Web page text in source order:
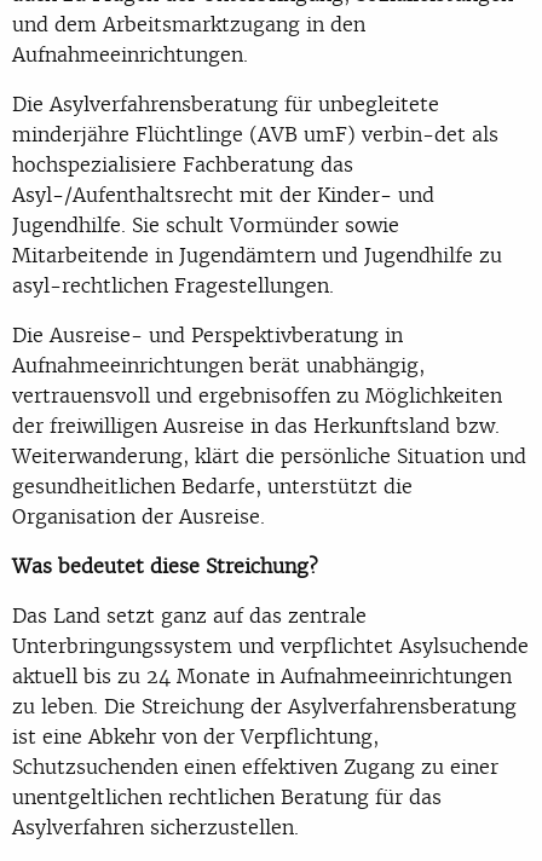
und dem Arbeitsmarktzugang in den
Aufnahmeeinrichtungen.
Die Asylverfahrensberatung für unbegleitete
minderjähre Flüchtlinge (AVB umF) verbin-det als
hochspezialisiere Fachberatung das
Asyl-/Aufenthaltsrecht mit der Kinder- und
Jugendhilfe. Sie schult Vormünder sowie
Mitarbeitende in Jugendämtern und Jugendhilfe zu
asyl-rechtlichen Fragestellungen.
Die Ausreise- und Perspektivberatung in
Aufnahmeeinrichtungen berät unabhängig,
vertrauensvoll und ergebnisoffen zu Möglichkeiten
der freiwilligen Ausreise in das Herkunftsland bzw.
Weiterwanderung, klärt die persönliche Situation und
gesundheitlichen Bedarfe, unterstützt die
Organisation der Ausreise.
Was bedeutet diese Streichung?
Das Land setzt ganz auf das zentrale
Unterbringungssystem und verpflichtet Asylsuchende
aktuell bis zu 24 Monate in Aufnahmeeinrichtungen
zu leben. Die Streichung der Asylverfahrensberatung
ist eine Abkehr von der Verpflichtung,
Schutzsuchenden einen effektiven Zugang zu einer
unentgeltlichen rechtlichen Beratung für das
Asylverfahren sicherzustellen.